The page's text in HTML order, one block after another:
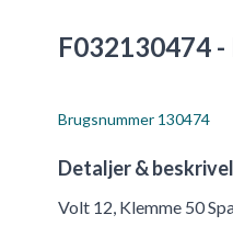
F032130474
Brugsnummer 130474
Detaljer &
Volt 12, Klemme 50